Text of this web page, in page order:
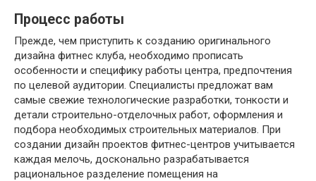
Процесс работы
Прежде, чем приступить к созданию оригинального
дизайна фитнес клуба, необходимо прописать
особенности и специфику работы центра, предпочтения
по целевой аудитории. Специалисты предложат вам
самые свежие технологические разработки, тонкости и
детали строительно-отделочных работ, оформления и
подбора необходимых строительных материалов. При
создании дизайн проектов фитнес-центров учитывается
каждая мелочь, досконально разрабатывается
рациональное разделение помещения на